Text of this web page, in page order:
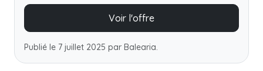
Voir l'offre
Publié le 7 juillet 2025 par Balearia.